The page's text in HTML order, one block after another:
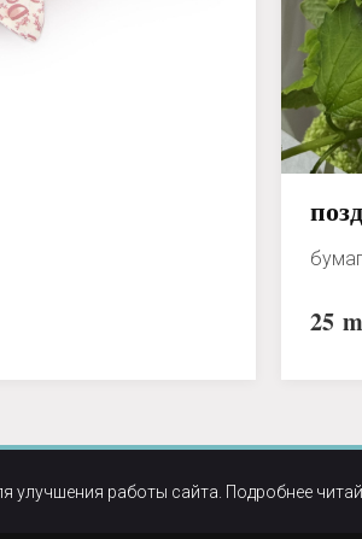
25
улучшения работы сайта. Подробнее